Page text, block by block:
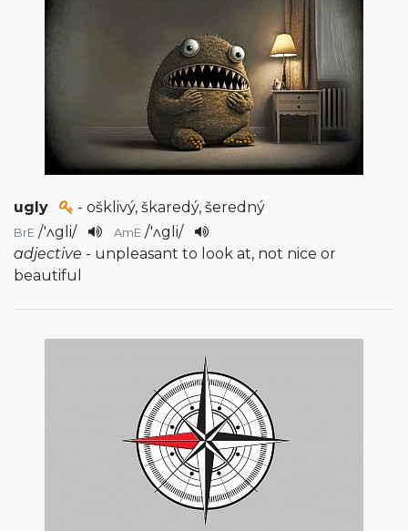
ugly - ošklivý, škaredý, šeredný
BrE /'ʌgli/ AmE /'ʌgli/
adjective - unpleasant to look at, not nice or
beautiful